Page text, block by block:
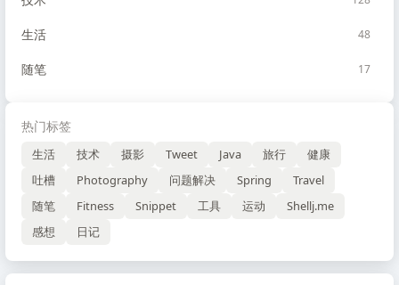
生活 48
随笔 17
热门标签
生活 技术 摄影 Tweet Java 旅行
健康
吐槽
Photography 问题解决 Spring
Travel
随笔
Fitness Snippet 工具 运动
Shellj.me
感想
日记